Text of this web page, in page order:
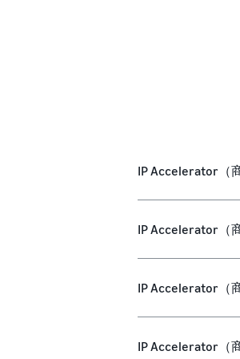
IP Accelerator（
IP Accelerator（
IP Accelerator（
IP Accelerator（